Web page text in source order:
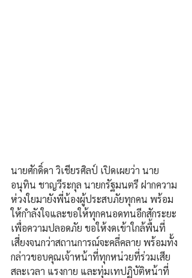
นายศักดิ์ดา วิเชียรศิลป์ เปิดเผยว่า นาย
อนุทิน ชาญวีระกุล นายกรัฐมนตรี ฝากความ
ห่วงใยมายังพี่น้องผู้ประสบภัยทุกคน พร้อม
ให้กำลังใจและขอให้ทุกคนอดทนอีกสักระยะ
เพื่อความปลอดภัย ขอให้งดเข้าใกล้พื้นที่
เสี่ยงจนกว่าสถานการณ์จะคลี่คลาย พร้อมทั้ง
กล่าวขอบคุณเจ้าหน้าที่ทุกหน่วยที่ร่วมเสีย
สละเวลา แรงกาย และทุ่มเทปฏิบัติหน้าที่